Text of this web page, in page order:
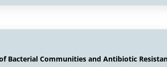
Bacterial Communities and Antibiotic